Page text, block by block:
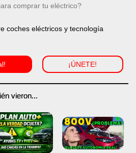
comprar tu eléctrico?
coches eléctricos y tecnología
¡ÚNETE!
vieron...